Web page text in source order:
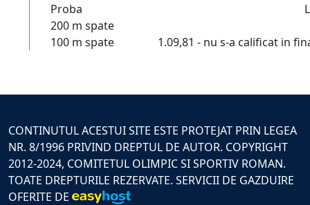
Proba
200 m spate
100 m spate
1.09,81 - nu s-a calificat in
CONTINUTUL ACESTUI SITE ESTE PROTEJAT PRIN LEGEA
NR. 8/1996 PRIVIND DREPTUL DE AUTOR. COPYRIGHT
2012-2024, COMITETUL OLIMPIC SI SPORTIV ROMAN.
TOATE DREPTURILE REZERVATE. SERVICII DE GAZDUIRE
OFERITE DE